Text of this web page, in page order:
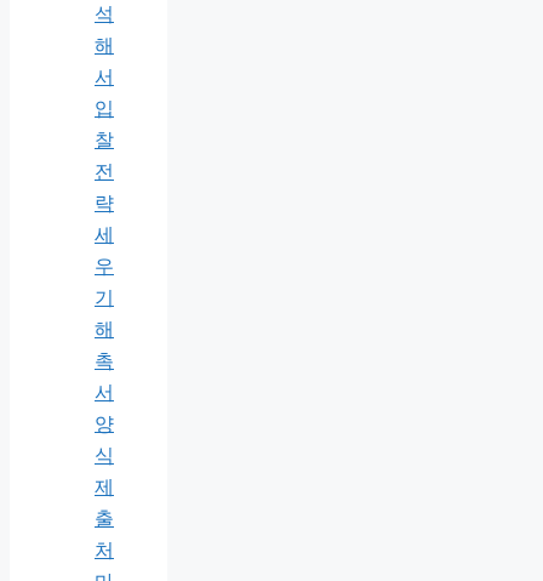
석
해
서
입
찰
전
략
세
우
기
해
촉
서
양
식
제
출
처